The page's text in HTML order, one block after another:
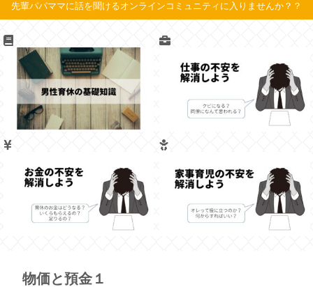
先輩パパママに話を聞けるオンラインコミュニティに入りませんか？？
物価と預金１